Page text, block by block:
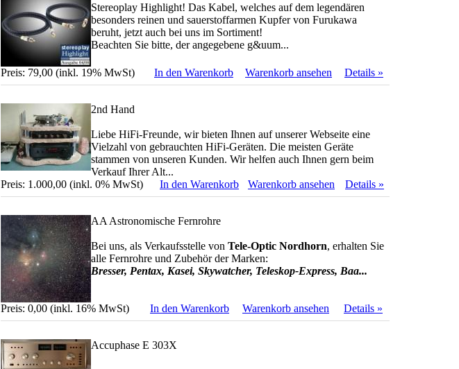
Stereoplay Highlight! Das Kabel, welches auf dem legendären
besonders reinen und sauerstoffarmen Kupfer von Furukawa
beruht, jetzt auch bei uns im Sortiment!
Beachten Sie bitte, der angegebene g&uum...
Preis: 79,00 (inkl. 19% MwSt) In den Warenkorb Warenkorb ansehen Details »
2nd Hand
Liebe HiFi-Freunde, wir bieten Ihnen auf unserer Webseite eine
Vielzahl von gebrauchten HiFi-Geräten. Die meisten Geräte
stammen von unseren Kunden. Wir helfen auch Ihnen gern beim
Verkauf Ihrer Alt...
Preis: 1.000,00 (inkl. 0% MwSt)
In den Warenkorb Warenkorb ansehen Details »
AA Astronomische Fernrohre
Bei uns, als Verkaufsstelle von Tele-Optic Nordhorn, erhalten Sie
alle Fernrohre und Zubehör der Marken:
Bresser, Pentax, Kasei, Skywatcher, Teleskop-Express, Baa...
Preis: 0,00 (inkl. 16% MwSt) In den Warenkorb Warenkorb ansehen Details »
Accuphase E 303X